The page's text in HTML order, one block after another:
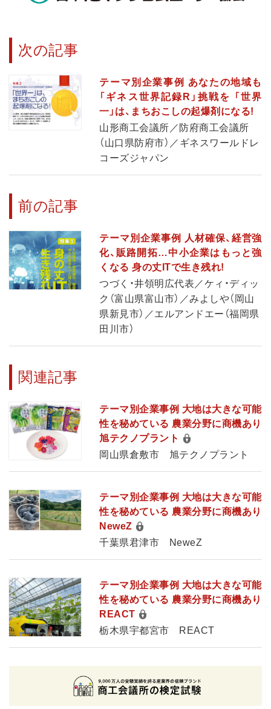
次の記事
テーマ別企業事例 あなたの地域も
「ギネス世界記録R」挑戦を 「世界
一」は、まちおこしの起爆剤になる!
山形商工会議所／防府商工会議所
（山口県防府市）／ギネスワールドレ
コーズジャパン
前の記事
テーマ別企業事例 人材確保、経営強
化、販路開拓…中小企業はもっと強
くなる 身の丈ITで生き残れ!
つづく・井領明広代表／ケィ・ディッ
ク（富山県富山市）／みよしや（岡山
県新見市）／エルアンドエー（福岡県
田川市）
関連記事
テーマ別企業事例 大地は大きな可能
性を秘めている 農業分野に商機あり
旭テクノプラント
岡山県倉敷市 旭テクノプラント
テーマ別企業事例 大地は大きな可能
性を秘めている 農業分野に商機あり
NeweZ
千葉県君津市 NeweZ
テーマ別企業事例 大地は大きな可能
性を秘めている 農業分野に商機あり
REACT
栃木県宇都宮市 REACT